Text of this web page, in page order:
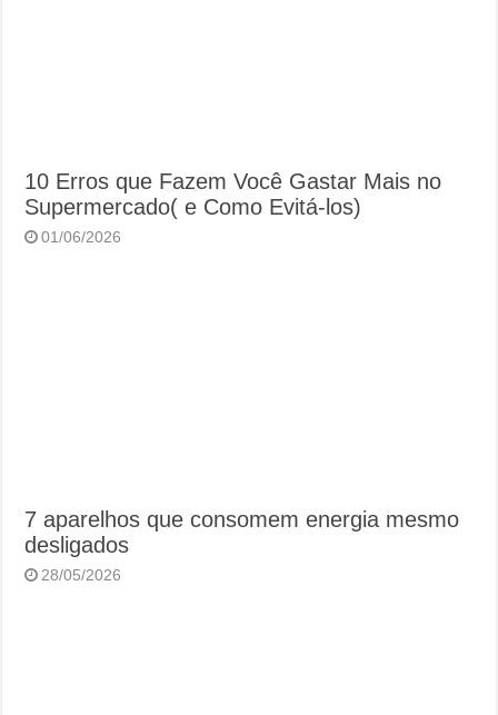
10 Erros que Fazem Você Gastar Mais no
Supermercado( e Como Evitá-los)
01/06/2026
7 aparelhos que consomem energia mesmo
desligados
28/05/2026